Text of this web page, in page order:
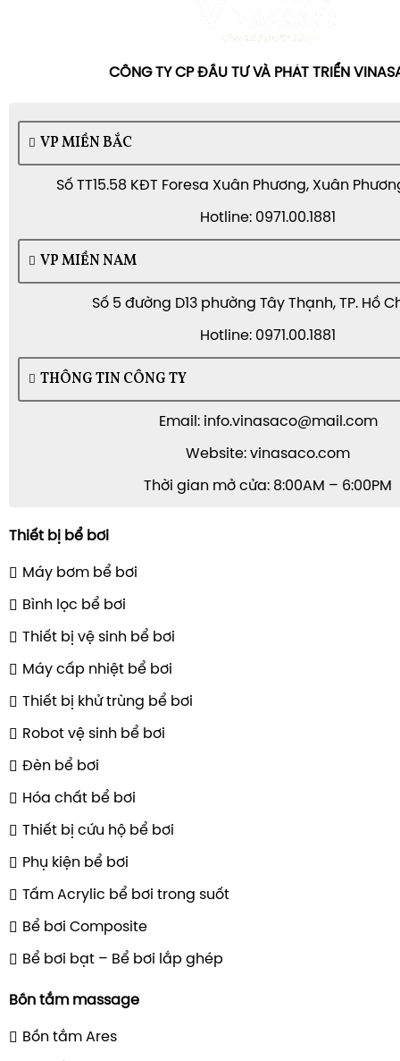
CÔNG TY CP ĐẦU TƯ VÀ PHÁT TRIỂN
VP MIỀN BẮC
Số TT15.58 KĐT Foresa Xuân Phương, Xuân
Hotline: 0971.00.1881
VP MIỀN NAM
Số 5 đường D13 phường Tây Thạnh, TP. Hồ
Hotline: 0971.00.1881
THÔNG TIN CÔNG TY
Email: info.vinasaco@mail.com
Website: vinasaco.com
Thời gian mở cửa: 8:00AM – 6:00PM
Thiết bị bể bơi
Máy bơm bể bơi
Bình lọc bể bơi
Thiết bị vệ sinh bể bơi
Máy cấp nhiệt bể bơi
Thiết bị khử trùng bể bơi
Robot vệ sinh bể bơi
Đèn bể bơi
Hóa chất bể bơi
Thiết bị cứu hộ bể bơi
Phụ kiện bể bơi
Tấm Acrylic bể bơi trong suốt
Bể bơi Composite
Bể bơi bạt – Bể bơi lắp ghép
Bồn tắm massage
Bồn tắm Ares